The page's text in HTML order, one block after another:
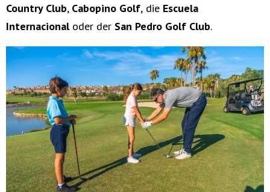
Country Club, Cabopino Golf, die Escuela
Internacionaloder der San Pedro Golf Club.